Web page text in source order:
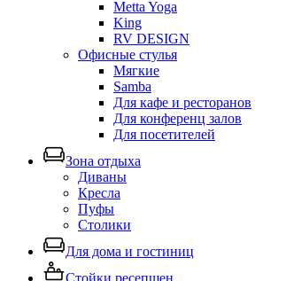
Metta Yoga
King
RV DESIGN
Офисные стулья
Мягкие
Samba
Для кафе и ресторанов
Для конференц залов
Для посетителей
Зона отдыха
Диваны
Кресла
Пуфы
Столики
Для дома и гостиниц
Стойки ресепшен